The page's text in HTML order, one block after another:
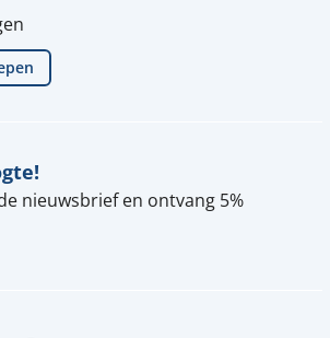
nieuwsbrief en ontvang 5%